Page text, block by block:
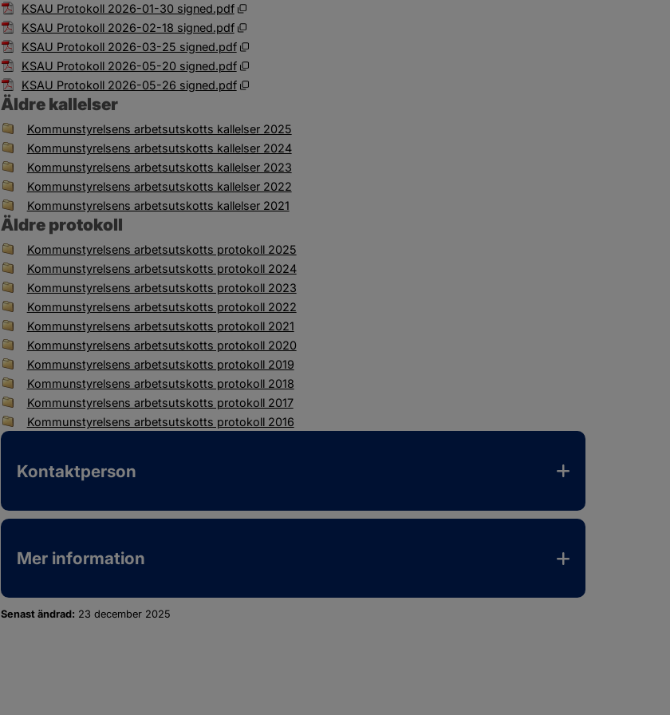
KSAU Protokoll 2026-01-30 signed.pdf
Pdf, 887.1 kB, öppnas i nytt fönster.
KSAU Protokoll 2026-02-18 signed.pdf
Pdf, 738.7 kB, öppnas i nytt fönster.
KSAU Protokoll 2026-03-25 signed.pdf
Pdf, 1.2 MB, öppnas i nytt fönster.
KSAU Protokoll 2026-05-20 signed.pdf
Pdf, 890.6 kB, öppnas i nytt fönster.
KSAU Protokoll 2026-05-26 signed.pdf
Pdf, 576.4 kB, öppnas i nytt fönster.
Äldre kallelser
Filer tillgängliga för nedladdning
Ikon som illustrerar filtyp Filnamn Filstorlek Datum fil laddades upp
Kommunstyrelsens arbetsutskotts kallelser 2025
Kommunstyrelsens arbetsutskotts kallelser 2024
Kommunstyrelsens arbetsutskotts kallelser 2023
Kommunstyrelsens arbetsutskotts kallelser 2022
Kommunstyrelsens arbetsutskotts kallelser 2021
Äldre protokoll
Filer tillgängliga för nedladdning
Ikon som illustrerar filtyp Filnamn Filstorlek Datum fil laddades upp
Kommunstyrelsens arbetsutskotts protokoll 2025
Kommunstyrelsens arbetsutskotts protokoll 2024
Kommunstyrelsens arbetsutskotts protokoll 2023
Kommunstyrelsens arbetsutskotts protokoll 2022
Kommunstyrelsens arbetsutskotts protokoll 2021
Kommunstyrelsens arbetsutskotts protokoll 2020
Kommunstyrelsens arbetsutskotts protokoll 2019
Kommunstyrelsens arbetsutskotts protokoll 2018
Kommunstyrelsens arbetsutskotts protokoll 2017
Kommunstyrelsens arbetsutskotts protokoll 2016
Kontaktperson
Mer information
Senast ändrad: 23 december 2025